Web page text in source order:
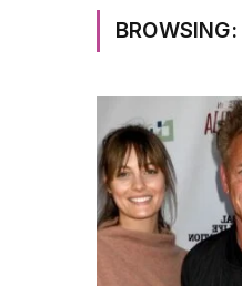
BROWSING: